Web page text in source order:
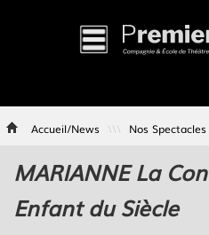
Compagnie
Formation
Professionnelle
Les
Actions
Accueil/News \\\ Nos Spectacles
MARIANNE La
Enfant du Siècle